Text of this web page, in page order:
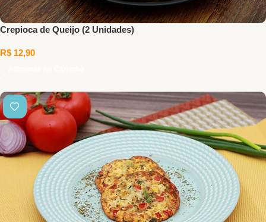
Crepioca de Queijo (2 Unidades)
R$ 12,90